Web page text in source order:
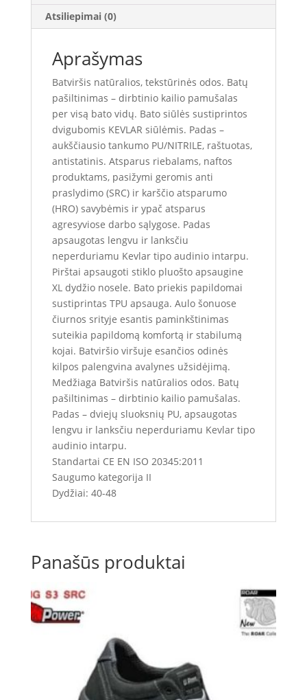
Atsiliepimai (0)
Aprašymas
Batviršis natūralios, tekstūrinės odos. Batų
pašiltinimas – dirbtinio kailio pamušalas
per visą bato vidų. Bato siūlės sustiprintos
dvigubomis KEVLAR siūlėmis. Padas –
aukščiausio tankumo PU/NITRILE, raštuotas,
antistatinis. Atsparus riebalams, naftos
produktams, pasižymi geromis anti
praslydimo (SRC) ir karščio atsparumo
(HRO) savybėmis ir ypač atsparus
agresyviose darbo sąlygose. Padas
apsaugotas lengvu ir lanksčiu
neperduriamu Kevlar tipo audinio intarpu.
Pirštai apsaugoti stiklo pluošto apsaugine
XL dydžio nosele. Bato priekis papildomai
sustiprintas TPU apsauga. Aulo šonuose
čiurnos srityje esantis paminkštinimas
suteikia papildomą komfortą ir stabilumą
kojai. Batviršio viršuje esančios odinės
kilpos palengvina avalynes užsidėjimą.
Medžiaga Batviršis natūralios odos. Batų
pašiltinimas – dirbtinio kailio pamušalas.
Padas – dviejų sluoksnių PU, apsaugotas
lengvu ir lanksčiu neperduriamu Kevlar tipo
audinio intarpu.
Standartai CE EN ISO 20345:2011
Saugumo kategorija II
Dydžiai: 40-48
Panašūs produktai